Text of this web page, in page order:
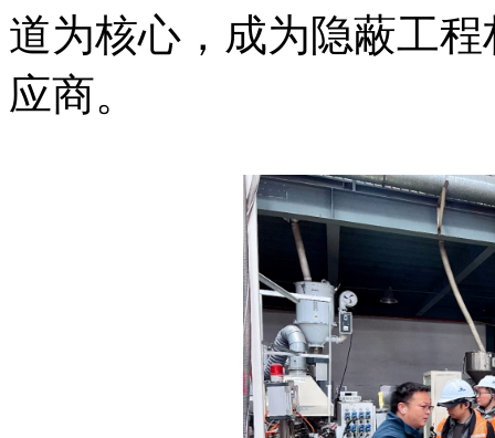
道为核心，成为隐蔽工
应商。